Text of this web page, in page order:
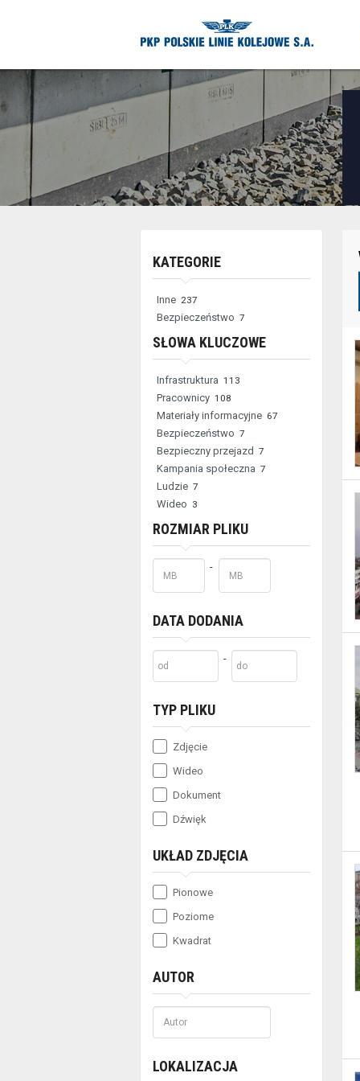
elementy
służące
zaawansowanego
filtrowania
wyników
wyszukiwania
dostępne
dla
czytników
ekranu
(sekcja
lokalizacja).
wyświetlić
zawężone
wyniki
wyszukiwania
można
wypełnić
tylko
niektóre
pozycje
formularzy
wybrać
przycisk
KATEGORIE
Inne 237
Bezpieczeństwo 7
SŁOWA KLUCZOWE
Infrastruktura 113
Pracownicy 108
Materiały informacyjne 67
Bezpieczeństwo 7
Bezpieczny przejazd 7
Kampania społeczna 7
Ludzie 7
Wideo 3
ROZMIAR PLIKU
rozmiar
-
rozmiar
DATA DODANIA
-
TYP PLIKU
Zdjęcie
Wideo
Dokument
Dźwięk
UKŁAD ZDJĘCIA
Pionowe
Poziome
Kwadrat
AUTOR
LOKALIZACJA